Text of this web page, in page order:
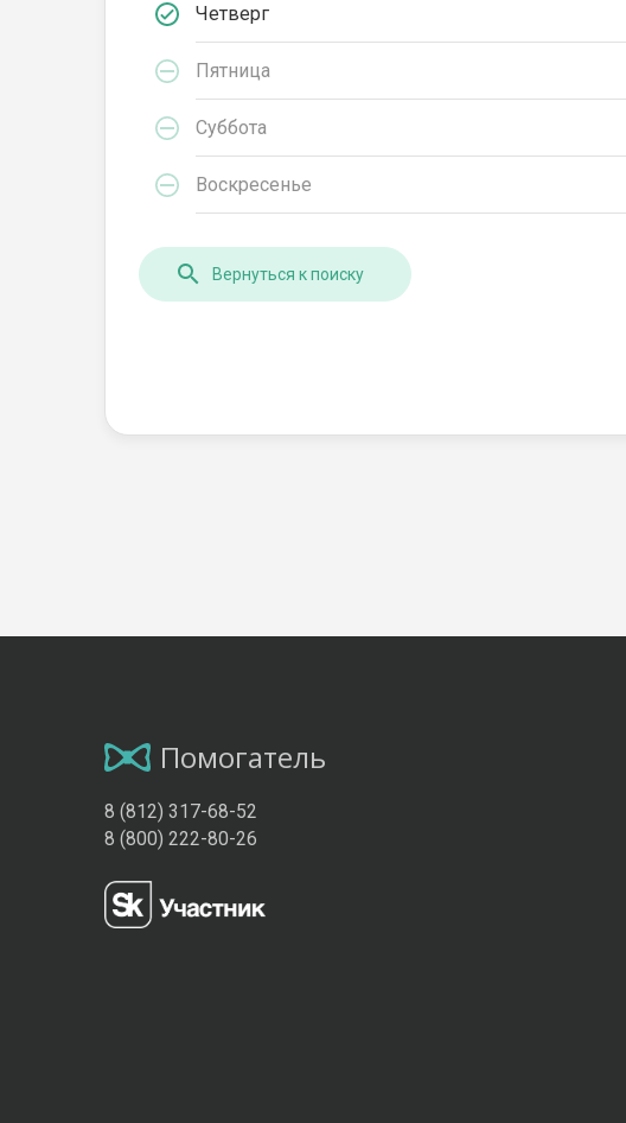
Четверг
Пятница
Суббота
Воскресенье
Вернуться к поиску
Помогатель
8 (812) 317-68-52
8 (800) 222-80-26